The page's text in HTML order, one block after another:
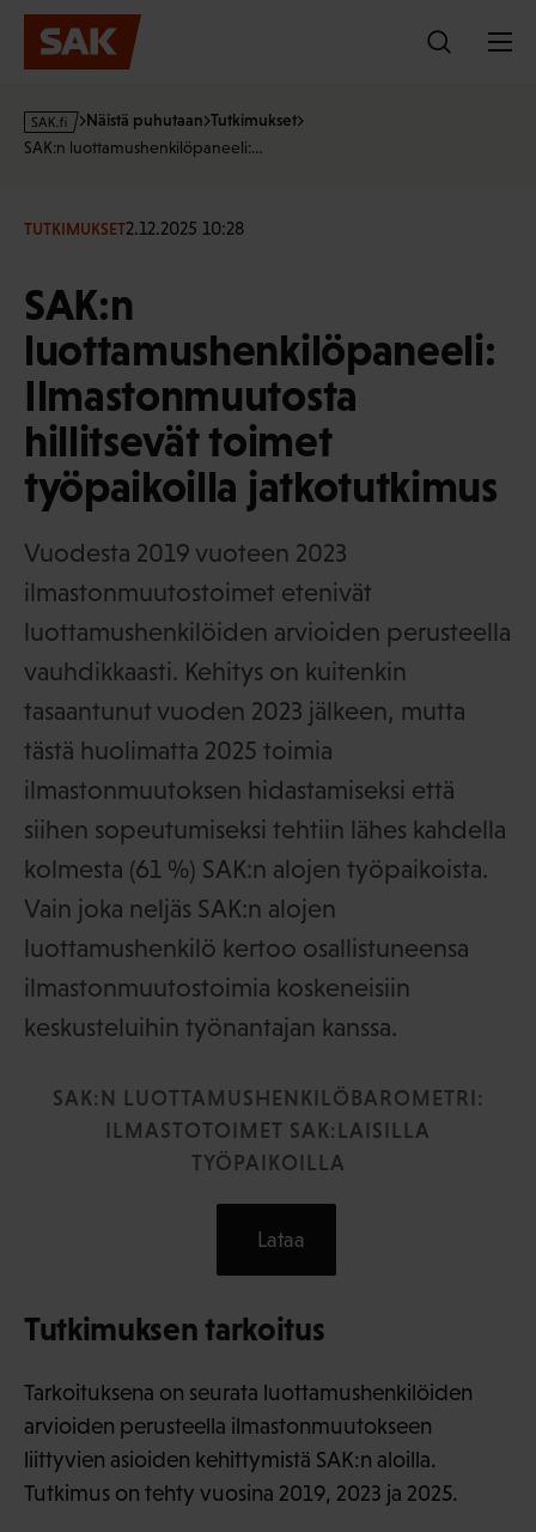
Hyppää
sisältöön
s
a
f
Näistä puhutaan Tutkimukset
SAK:n luottamushenkilöpaneeli:…
TUTKIMUKSET2.12.2025 10:28
SAK:n
luottamushenkilöpaneeli:
Ilmastonmuutosta
hillitsevät toimet
työpaikoilla jatkotutkimus
Vuodesta 2019 vuoteen 2023
ilmastonmuutostoimet etenivät
luottamushenkilöiden arvioiden perusteella
vauhdikkaasti. Kehitys on kuitenkin
tasaantunut vuoden 2023 jälkeen, mutta
tästä huolimatta 2025 toimia
ilmastonmuutoksen hidastamiseksi että
siihen sopeutumiseksi tehtiin lähes kahdella
kolmesta (61 %) SAK:n alojen työpaikoista.
Vain joka neljäs SAK:n alojen
luottamushenkilö kertoo osallistuneensa
ilmastonmuutostoimia koskeneisiin
keskusteluihin työnantajan kanssa.
SAK:N LUOTTAMUSHENKILÖBAROMETRI:
ILMASTOTOIMET SAK:LAISILLA
TYÖPAIKOILLA
Lataa
Tutkimuksen tarkoitus
Tarkoituksena on seurata luottamushenkilöiden
arvioiden perusteella ilmastonmuutokseen
liittyvien asioiden kehittymistä SAK:n aloilla.
Tutkimus on tehty vuosina 2019, 2023 ja 2025.